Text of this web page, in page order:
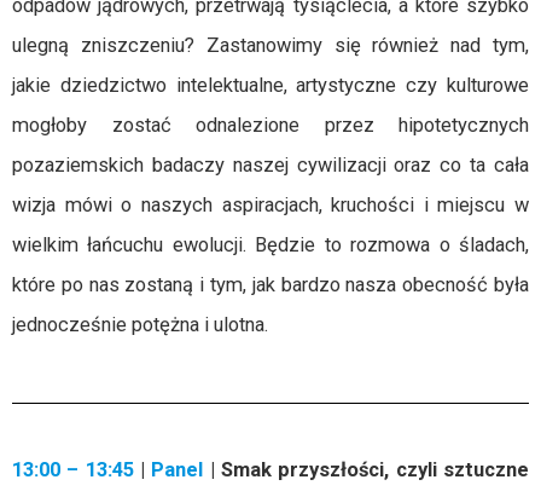
odpadów jądrowych, przetrwają tysiąclecia, a które szybko
ulegną zniszczeniu? Zastanowimy się również nad tym,
jakie dziedzictwo intelektualne, artystyczne czy kulturowe
mogłoby zostać odnalezione przez hipotetycznych
pozaziemskich badaczy naszej cywilizacji oraz co ta cała
wizja mówi o naszych aspiracjach, kruchości i miejscu w
wielkim łańcuchu ewolucji. Będzie to rozmowa o śladach,
które po nas zostaną i tym, jak bardzo nasza obecność była
jednocześnie potężna i ulotna.
13:00 – 13:45| Panel | Smak przyszłości, czyli sztuczne